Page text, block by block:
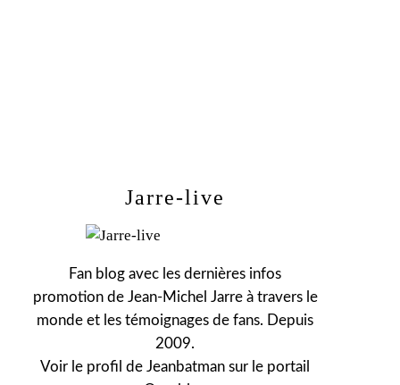
Jarre-live
Fan blog avec les dernières infos
promotion de Jean-Michel Jarre à travers le
monde et les témoignages de fans. Depuis
2009.
Voir le profil de Jeanbatman sur le portail